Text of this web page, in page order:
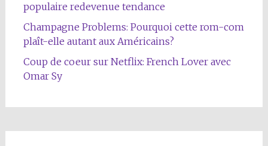
populaire redevenue tendance
Champagne Problems: Pourquoi cette rom-com
plaît-elle autant aux Américains?
Coup de coeur sur Netflix: French Lover avec
Omar Sy